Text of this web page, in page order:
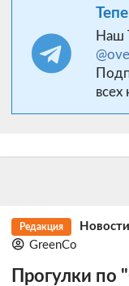
Наш
всех
Редакция
GreenCo
Прогулки по